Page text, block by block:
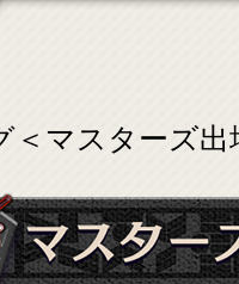
マスターズ出